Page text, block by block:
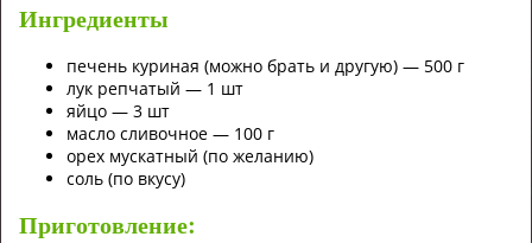
Ингредиенты
печень куриная (можно брать и другую) — 500 г
лук репчатый — 1 шт
яйцо — 3 шт
масло сливочное — 100 г
орех мускатный (по желанию)
соль (по вкусу)
Приготовление: